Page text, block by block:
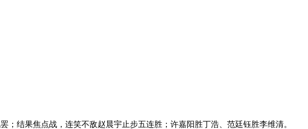
结果焦点战，连笑不敌赵晨宇止步五连胜；许嘉阳胜丁浩、范廷钰胜李维清。